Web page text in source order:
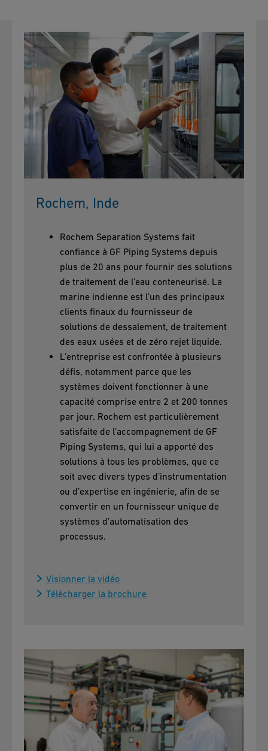
Rochem, Inde
Rochem Separation Systems fait
confiance à GF Piping Systems depuis
plus de 20 ans pour fournir des solutions
de traitement de l’eau conteneurisé. La
marine indienne est l’un des principaux
clients finaux du fournisseur de
solutions de dessalement, de traitement
des eaux usées et de zéro rejet liquide.
L’entreprise est confrontée à plusieurs
défis, notamment parce que les
systèmes doivent fonctionner à une
capacité comprise entre 2 et 200 tonnes
par jour. Rochem est particulièrement
satisfaite de l’accompagnement de GF
Piping Systems, qui lui a apporté des
solutions à tous les problèmes, que ce
soit avec divers types d’instrumentation
ou d’expertise en ingénierie, afin de se
convertir en un fournisseur unique de
systèmes d’automatisation des
processus.
Visionner la vidéo
Télécharger la brochure